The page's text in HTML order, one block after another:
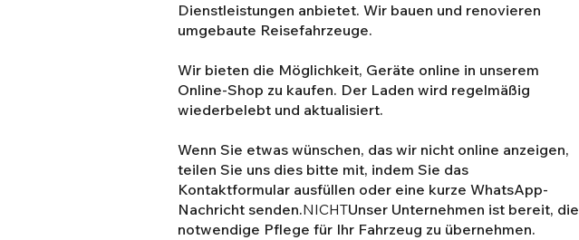
Dienstleistungen anbietet. Wir bauen und renovieren
umgebaute Reisefahrzeuge.
Wir bieten die Möglichkeit, Geräte online in unserem
Online-Shop zu kaufen. Der Laden wird regelmäßig
wiederbelebt und aktualisiert.
Wenn Sie etwas wünschen, das wir nicht online anzeigen,
teilen Sie uns dies bitte mit, indem Sie das
Kontaktformular ausfüllen oder eine kurze WhatsApp-
Nachricht senden.NICHTUnser Unternehmen ist bereit, die
notwendige Pflege für Ihr Fahrzeug zu übernehmen.